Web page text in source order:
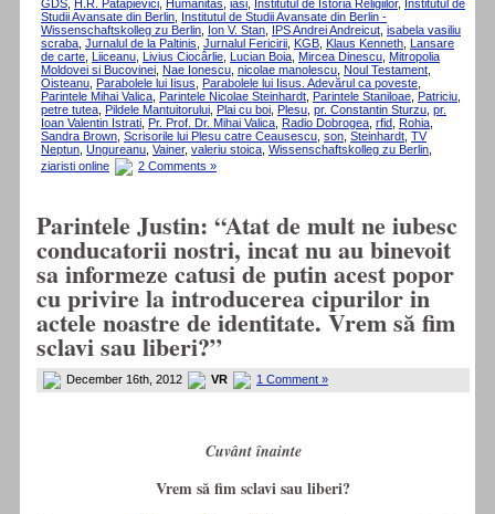
GDS H.R. Patapievici Humanitas iasi Institutul de Istoria Religiilor,
Institutul de
Studii Avansate din Berlin Institutul de Studii Avansate din Berlin -
Wissenschaftskolleg zu Berlin Ion V. Stan IPS Andrei Andreicut isabela vasiliu
scraba Jurnalul de la Paltinis Jurnalul Fericirii KGB Klaus Kenneth Lansare
de carte Liiceanu Livius Ciocârlie Lucian Boia Mircea Dinescu Mitropolia
Moldovei si Bucovinei Nae Ionescu nicolae manolescu Noul Testament
Oisteanu Parabolele lui Iisus Parabolele lui Iisus. Adevărul ca poveste
Parintele Mihai Valica Parintele Nicolae Steinhardt Parintele Staniloae Patriciu
petre tutea Pildele Mantuitorului Plai cu boi Plesu pr. Constantin Sturzu pr.
Ioan Valentin Istrati Pr. Prof. Dr. Mihai Valica Radio Dobrogea rfid Rohia
Sandra Brown Scrisorile lui Plesu catre Ceausescu son Steinhardt TV
Neptun Ungureanu Vainer, valeriu stoica Wissenschaftskolleg zu Berlin
ziaristi online
2 Comments »
Parintele Justin: “Atat de mult ne iubesc
conducatorii nostri, incat nu au binevoit
sa informeze catusi de putin acest popor
cu privire la introducerea cipurilor in
actele noastre de identitate. Vrem să fim
sclavi sau liberi?”
December 16th, 2012 VR 1 Comment »
Cuvânt înainte
Vrem să fim sclavi sau liberi?